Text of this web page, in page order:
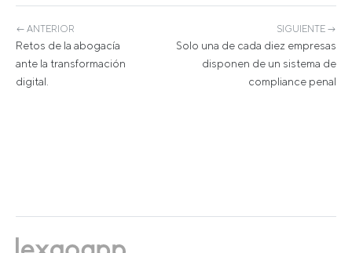
← ANTERIOR
Retos de la abogacía
ante la transformación
digital.
SIGUIENTE →
Solo una de cada diez empresas
disponen de un sistema de
compliance penal